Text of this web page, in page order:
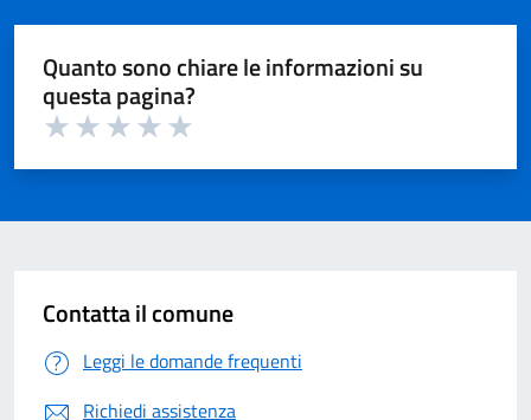
Quanto sono chiare le informazioni su
questa pagina?
Contatta il comune
Leggi le domande frequenti
Richiedi assistenza